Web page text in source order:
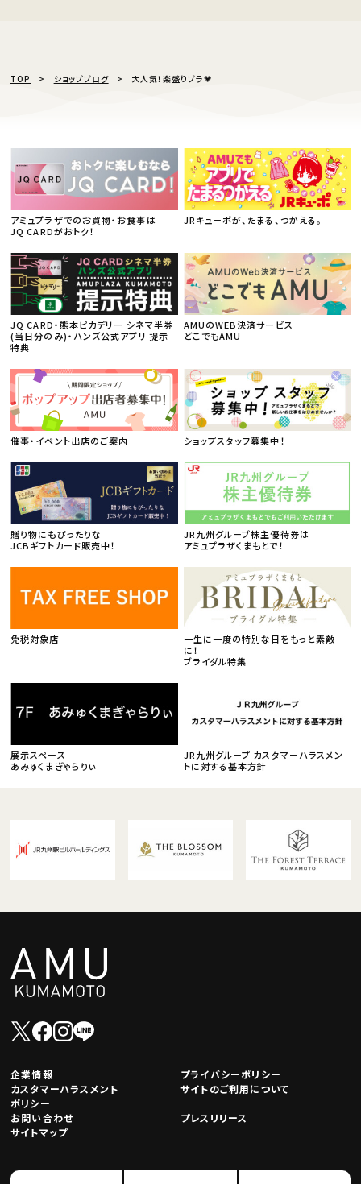
TOP ショップブログ 大人気！楽盛りブラ💗
アミュプラザでのお買物・お食事は
JQ CARDがおトク！
JRキューポが、たまる、つかえる。
JQ CARD・熊本ピカデリー シネマ半券
(当日分のみ)・ハンズ公式アプリ 提示
特典
AMUのWEB決済サービス
どこでもAMU
催事・イベント出店のご案内 ショップスタッフ募集中！
贈り物にもぴったりな
JCBギフトカード販売中！
JR九州グループ株主優待券は
アミュプラザくまもとで！
免税対象店
一生に一度の特別な日をもっと素敵
に！
ブライダル特集
展示スペース
あみゅくまぎゃらりぃ
JR九州グループ カスタマーハラスメン
トに対する基本方針
企業情報
プライバシーポリシー
カスタマーハラスメント
ポリシー
サイトのご利用について
お問い合わせ
プレスリリース
サイトマップ